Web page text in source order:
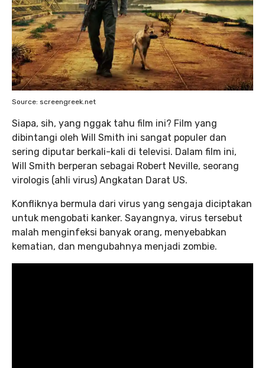
Source: screengreek.net
Siapa, sih, yang nggak tahu film ini? Film yang
dibintangi oleh Will Smith ini sangat populer dan
sering diputar berkali-kali di televisi. Dalam film ini,
Will Smith berperan sebagai Robert Neville, seorang
virologis (ahli virus) Angkatan Darat US.
Konfliknya bermula dari virus yang sengaja diciptakan
untuk mengobati kanker. Sayangnya, virus tersebut
malah menginfeksi banyak orang, menyebabkan
kematian, dan mengubahnya menjadi zombie.